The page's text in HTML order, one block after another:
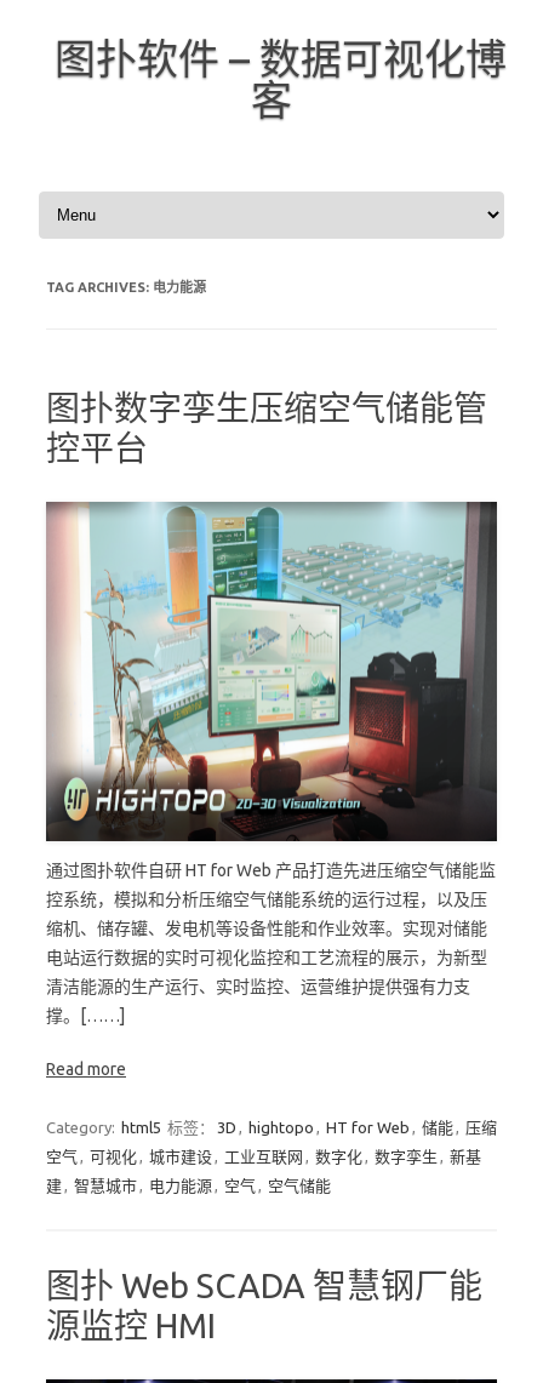
图扑软件 – 数据可视化博
客
Skip to content
TAG ARCHIVES: 电力能源
图扑数字孪生压缩空气储能管
控平台
通过图扑软件自研 HT for Web 产品打造先进压缩空气储能监
控系统，模拟和分析压缩空气储能系统的运行过程，以及压
缩机、储存罐、发电机等设备性能和作业效率。实现对储能
电站运行数据的实时可视化监控和工艺流程的展示，为新型
清洁能源的生产运行、实时监控、运营维护提供强有力支
撑。[……]
Read more
Category: html5 标签： 3D , hightopo , HT for Web , 储能, 压缩
空气 , 可视化, 城市建设, 工业互联网 , 数字化, 数字孪生 , 新基
建, 智慧城市, 电力能源, 空气 , 空气储能
图扑 Web SCADA 智慧钢厂能
源监控 HMI